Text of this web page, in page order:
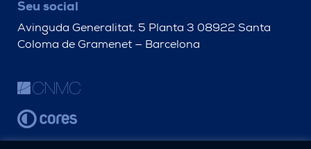
Seu social
Avinguda Generalitat, 5 Planta 3 08922 Santa
Coloma de Gramenet — Barcelona